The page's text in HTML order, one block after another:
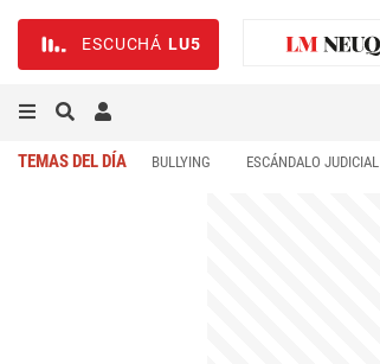
ESCUCHÁ LU5
TEMAS DEL DÍA BULLYING ESCÁNDALO JUDICIAL